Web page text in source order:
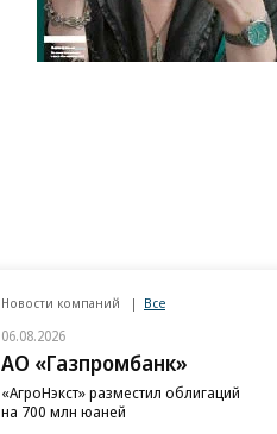
Новости компаний Все
06.08.2026
АО «Газпромбанк»
«АгроНэкст» разместил облигаций
на 700 млн юаней